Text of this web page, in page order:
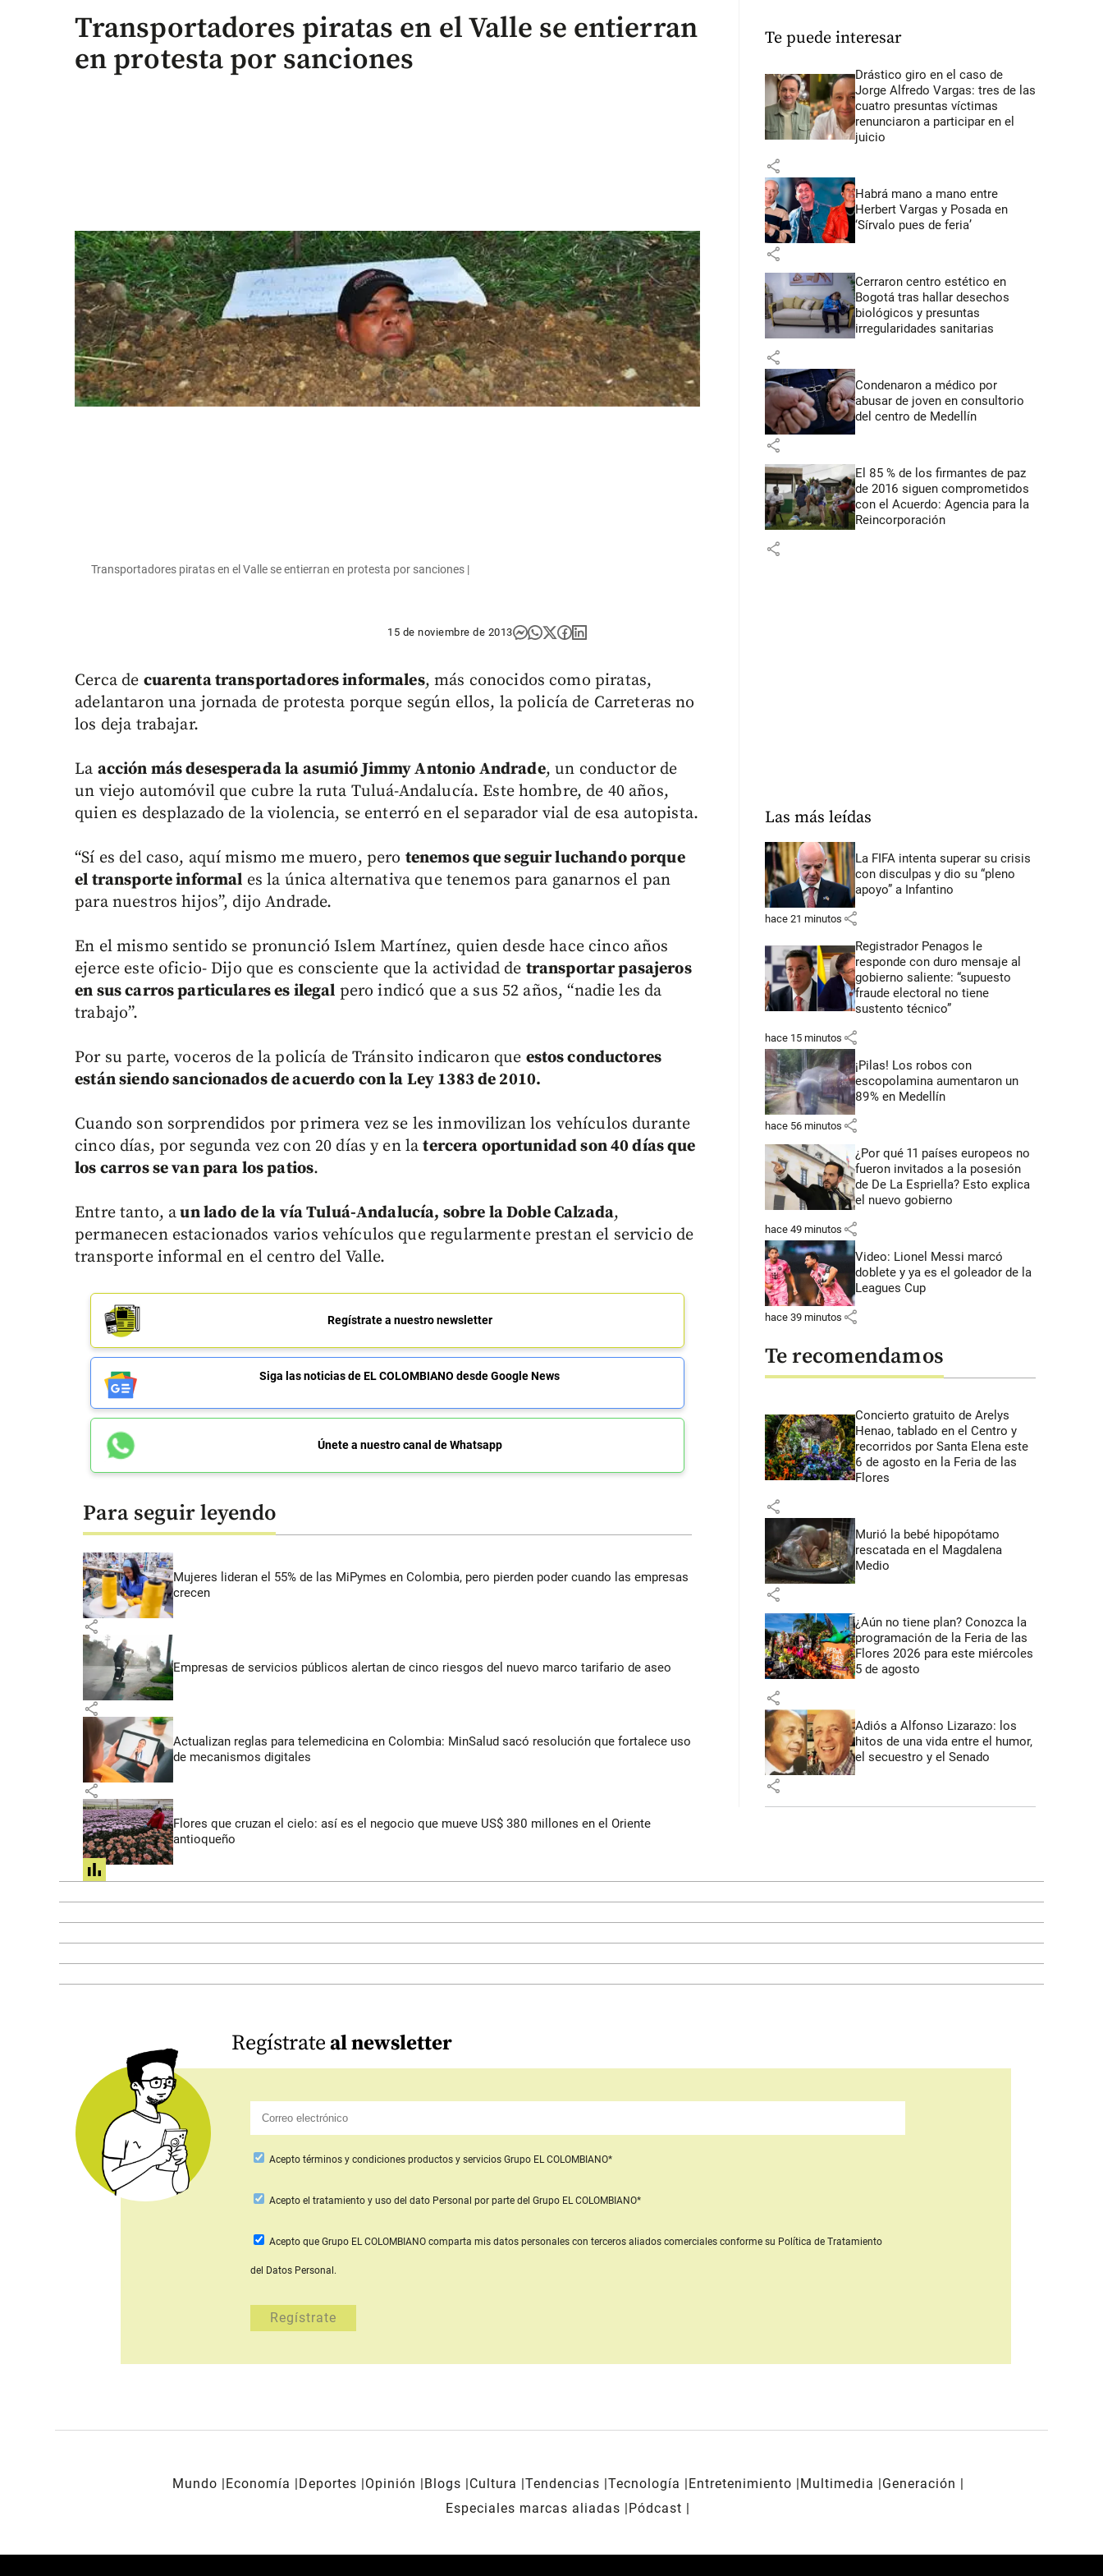
Transportadores piratas en el Valle se entierran
en protesta por sanciones
Transportadores piratas en el Valle se entierran en protesta por sanciones |
15 de noviembre de 2013
Cerca de cuarenta transportadores informales, más conocidos como piratas,
adelantaron una jornada de protesta porque según ellos, la policía de Carreteras no
los deja trabajar.
La acción más desesperada la asumió Jimmy Antonio Andrade, un conductor de
un viejo automóvil que cubre la ruta Tuluá-Andalucía. Este hombre, de 40 años,
quien es desplazado de la violencia, se enterró en el separador vial de esa autopista.
“Sí es del caso, aquí mismo me muero, pero tenemos que seguir luchando porque
el transporte informal es la única alternativa que tenemos para ganarnos el pan
para nuestros hijos”, dijo Andrade.
En el mismo sentido se pronunció Islem Martínez, quien desde hace cinco años
ejerce este oficio- Dijo que es consciente que la actividad de transportar pasajeros
en sus carros particulares es ilegal pero indicó que a sus 52 años, “nadie les da
trabajo”.
Por su parte, voceros de la policía de Tránsito indicaron que estos conductores
están siendo sancionados de acuerdo con la Ley 1383 de 2010.
Cuando son sorprendidos por primera vez se les inmovilizan los vehículos durante
cinco días, por segunda vez con 20 días y en latercera oportunidad son 40 días que
los carros se van para los patios.
Entre tanto, aun lado de la vía Tuluá-Andalucía, sobre la Doble Calzada,
permanecen estacionados varios vehículos que regularmente prestan el servicio de
transporte informal en el centro del Valle.
Regístrate a nuestro newsletter
Siga las noticias de EL COLOMBIANO desde Google News
Únete a nuestro canal de Whatsapp
Para seguir leyendo
Mujeres lideran el 55% de las MiPymes en Colombia, pero pierden poder cuando las empresas
crecen
share
Empresas de servicios públicos alertan de cinco riesgos del nuevo marco tarifario de aseo
share
Actualizan reglas para telemedicina en Colombia: MinSalud sacó resolución que fortalece uso
de mecanismos digitales
share
Flores que cruzan el cielo: así es el negocio que mueve US$ 380 millones en el Oriente
antioqueño
share
Te puede interesar
Drástico giro en el caso de
Jorge Alfredo Vargas: tres de las
cuatro presuntas víctimas
renunciaron a participar en el
juicio
share
Habrá mano a mano entre
Herbert Vargas y Posada en
‘Sírvalo pues de feria’
share
Cerraron centro estético en
Bogotá tras hallar desechos
biológicos y presuntas
irregularidades sanitarias
share
Condenaron a médico por
abusar de joven en consultorio
del centro de Medellín
share
El 85 % de los firmantes de paz
de 2016 siguen comprometidos
con el Acuerdo: Agencia para la
Reincorporación
share
Las más leídas
La FIFA intenta superar su crisis
con disculpas y dio su “pleno
apoyo” a Infantino
hace 21 minutos share
Registrador Penagos le
responde con duro mensaje al
gobierno saliente: “supuesto
fraude electoral no tiene
sustento técnico”
hace 15 minutos share
¡Pilas! Los robos con
escopolamina aumentaron un
89% en Medellín
hace 56 minutos share
¿Por qué 11 países europeos no
fueron invitados a la posesión
de De La Espriella? Esto explica
el nuevo gobierno
hace 49 minutos share
Video: Lionel Messi marcó
doblete y ya es el goleador de la
Leagues Cup
hace 39 minutos share
Te recomendamos
Concierto gratuito de Arelys
Henao, tablado en el Centro y
recorridos por Santa Elena este
6 de agosto en la Feria de las
Flores
share
Murió la bebé hipopótamo
rescatada en el Magdalena
Medio
share
¿Aún no tiene plan? Conozca la
programación de la Feria de las
Flores 2026 para este miércoles
5 de agosto
share
Adiós a Alfonso Lizarazo: los
hitos de una vida entre el humor,
el secuestro y el Senado
share
Regístrateal newsletter
Acepto términos y condiciones productos y servicios Grupo EL COLOMBIANO*
Aceptoel tratamiento y uso del dato Personal por parte del Grupo EL COLOMBIANO*
Acepto que Grupo EL COLOMBIANO comparta mis datos personales con terceros aliados comercialesconforme su Política de Tratamiento
del Datos Personal.
Mundo Economía Deportes Opinión Blogs Cultura Tendencias Tecnología Entretenimiento Multimedia
Generación
Especiales marcas aliadas
Pódcast